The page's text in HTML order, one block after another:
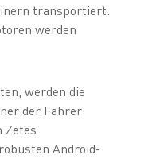
transportiert.
werden
werden die
der Fahrer
Zetes
Android-